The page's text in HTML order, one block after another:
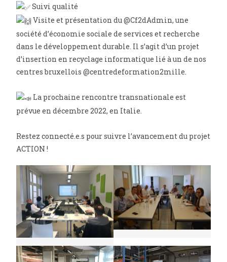
Suivi qualité
Visite et présentation du @Cf2dAdmin, une
société d’économie sociale de services et recherche
dans le développement durable. Il s’agit d’un projet
d’insertion en recyclage informatique lié à un de nos
centres bruxellois @centredeformation2mille.
La prochaine rencontre transnationale est
prévue en décembre 2022, en Italie.
Restez connecté.e.s pour suivre l’avancement du projet
ACTION !